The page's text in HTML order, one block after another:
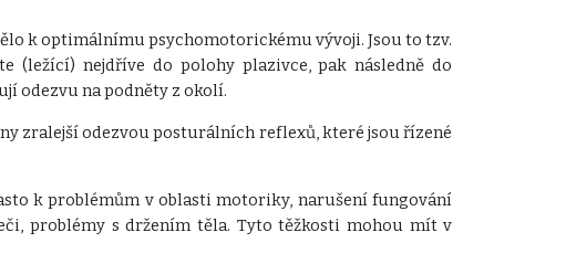
k optimálnímu psychomotorickému vývoji. Jsou to tzv.
(ležící) nejdříve do polohy plazivce, pak následně do
odezvu na podněty z okolí.
zralejší odezvou posturálních reflexů, které jsou řízené
k problémům v oblasti motoriky, narušení fungování
problémy s držením těla. Tyto těžkosti mohou mít v